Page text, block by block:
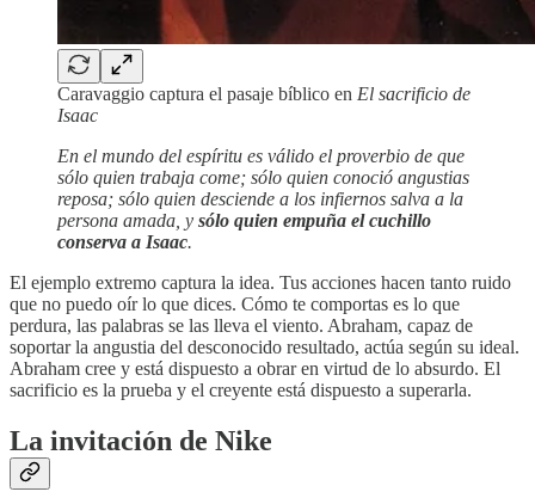
Caravaggio captura el pasaje bíblico en El sacrificio de
Isaac
En el mundo del espíritu es válido el proverbio de que
sólo quien trabaja come; sólo quien conoció angustias
reposa; sólo quien desciende a los infiernos salva a la
persona amada, y sólo quien empuña el cuchillo
conserva a Isaac.
El ejemplo extremo captura la idea. Tus acciones hacen tanto ruido
que no puedo oír lo que dices. Cómo te comportas es lo que
perdura, las palabras se las lleva el viento. Abraham, capaz de
soportar la angustia del desconocido resultado, actúa según su ideal.
Abraham cree y está dispuesto a obrar en virtud de lo absurdo. El
sacrificio es la prueba y el creyente está dispuesto a superarla.
La invitación de Nike